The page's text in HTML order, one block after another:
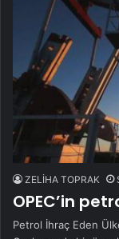
ZELİHA TOPRAK
OPEC’in
Petrol İhraç Eden